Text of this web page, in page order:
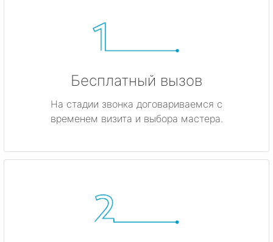
Бесплатный вызов
На стадии звонка договариваемся с
временем визита и выбора мастера.